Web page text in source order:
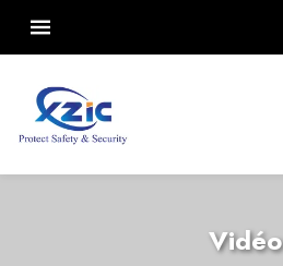
Vidéo